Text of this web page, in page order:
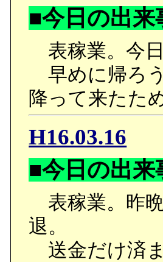
ギガルトが不
て、延々と
うのが。
●ギガルトさ
は、彼の普段
だから、ギガ
かと。
■適材適所
と、相変わら
友達だと思う
慮しがちな
もあるのだ
●次回は初回
で、期待出来
■今日の出来
表稼業。今
早めに帰ろ
降って来たた
H16.03.16
■今日の出来
表稼業。昨
退。
送金だけ済